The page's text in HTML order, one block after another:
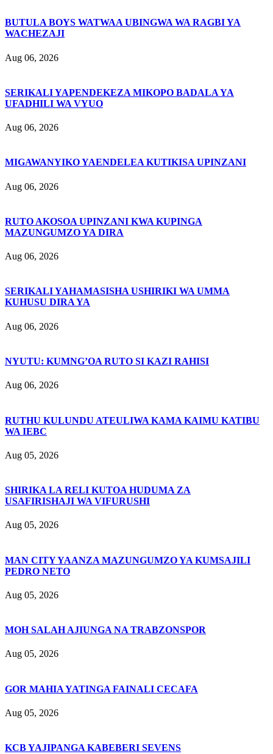
BUTULA BOYS WATWAA UBINGWA WA RAGBI YA
WACHEZAJI
Aug 06, 2026
SERIKALI YAPENDEKEZA MIKOPO BADALA YA
UFADHILI WA VYUO
Aug 06, 2026
MIGAWANYIKO YAENDELEA KUTIKISA UPINZANI
Aug 06, 2026
RUTO AKOSOA UPINZANI KWA KUPINGA
MAZUNGUMZO YA DIRA
Aug 06, 2026
SERIKALI YAHAMASISHA USHIRIKI WA UMMA
KUHUSU DIRA YA
Aug 06, 2026
NYUTU: KUMNG’OA RUTO SI KAZI RAHISI
Aug 06, 2026
RUTHU KULUNDU ATEULIWA KAMA KAIMU KATIBU
WA IEBC
Aug 05, 2026
SHIRIKA LA RELI KUTOA HUDUMA ZA
USAFIRISHAJI WA VIFURUSHI
Aug 05, 2026
MAN CITY YAANZA MAZUNGUMZO YA KUMSAJILI
PEDRO NETO
Aug 05, 2026
MOH SALAH AJIUNGA NA TRABZONSPOR
Aug 05, 2026
GOR MAHIA YATINGA FAINALI CECAFA
Aug 05, 2026
KCB YAJIPANGA KABEBERI SEVENS